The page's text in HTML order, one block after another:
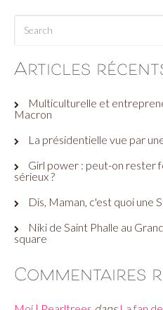
Articles
Multiculturelle et
Macron
La présidentielle vue par
Girl power : peut-on rester
sérieux ?
Dis, Maman, c'est quoi une
Niki de Saint Phalle au
square
Commentaires